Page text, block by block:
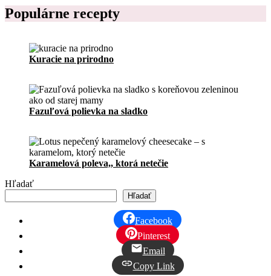
n
a
o
v
Populárne recepty
Kuracie na prirodno
Fazuľová polievka na sladko
Karamelová poleva,, ktorá netečie
Hľadať
Hľadať
Facebook
Pinterest
Email
Copy Link